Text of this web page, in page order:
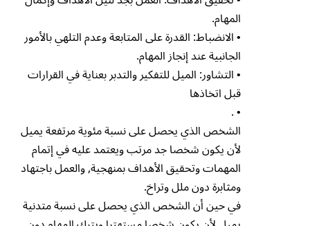
المهام.
• الانضباط: القدرة على المتابعة وعدم التلهي بالأمور
الجانبية عند إنجاز المهام.
• التشاور: الميل للتفكير والتدبر بعناية في القرارات
قبل اتخاذها
• .
الشخص الذي يحصل على نسبة مئوية مرتفعة يميل
لأن يكون شخصا جد مرتب ويعتمد عليه في إتمام
المهمات وتحقيق الأهداف بمنهجية, والعمل باجتهاد
ومثابرة دون ملل وتراخ.
في حين أن الشخص الذي يحصل على نسبة متدنية